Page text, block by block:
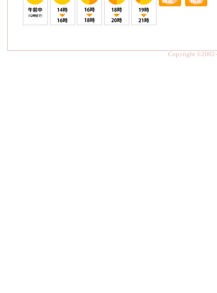
Copyright ©2002-